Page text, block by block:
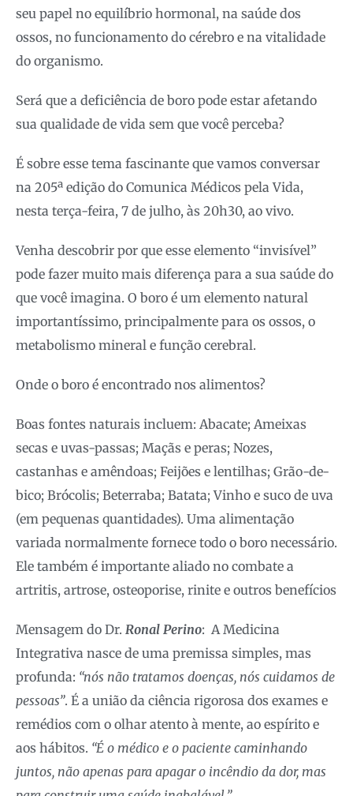
seu papel no equilíbrio hormonal, na saúde dos
ossos, no funcionamento do cérebro e na vitalidade
do organismo.
Será que a deficiência de boro pode estar afetando
sua qualidade de vida sem que você perceba?
É sobre esse tema fascinante que vamos conversar
na 205ª edição do Comunica Médicos pela Vida,
nesta terça-feira, 7 de julho, às 20h30, ao vivo.
Venha descobrir por que esse elemento “invisível”
pode fazer muito mais diferença para a sua saúde do
que você imagina. O boro é um elemento natural
importantíssimo, principalmente para os ossos, o
metabolismo mineral e função cerebral.
Onde o boro é encontrado nos alimentos?
Boas fontes naturais incluem: Abacate; Ameixas
secas e uvas-passas; Maçãs e peras; Nozes,
castanhas e amêndoas; Feijões e lentilhas; Grão-de-
bico; Brócolis; Beterraba; Batata; Vinho e suco de uva
(em pequenas quantidades). Uma alimentação
variada normalmente fornece todo o boro necessário.
Ele também é importante aliado no combate a
artritis, artrose, osteoporise, rinite e outros benefícios
Mensagem do Dr. Ronal Perino: A Medicina
Integrativa nasce de uma premissa simples, mas
profunda: “nós não tratamos doenças, nós cuidamos de
pessoas”. É a união da ciência rigorosa dos exames e
remédios com o olhar atento à mente, ao espírito e
aos hábitos. “É o médico e o paciente caminhando
juntos, não apenas para apagar o incêndio da dor, mas